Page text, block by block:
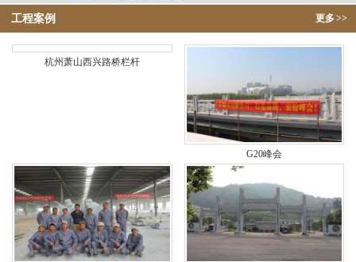
更多>>
工程案例
杭州萧山西兴路桥栏杆
G20峰会